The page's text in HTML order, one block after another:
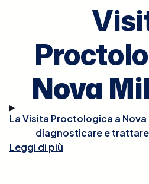
Nova
La Visita Proctologica a
diagnosticare e
affliggono il retto e l'ano,
Leggi di più